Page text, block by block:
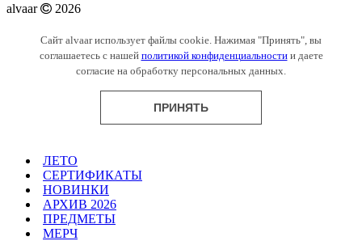
alvaar 2026
Сайт alvaar использует файлы cookie. Нажимая "Принять", вы
соглашаетесь с нашей политикой конфиденциальностии даете
согласие на обработку персональных данных.
ПРИНЯТЬ
ЛЕТО
СЕРТИФИКАТЫ
НОВИНКИ
АРХИВ 2026
ПРЕДМЕТЫ
МЕРЧ